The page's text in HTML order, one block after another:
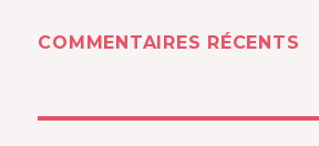
COMMENTAIRES RÉCENTS